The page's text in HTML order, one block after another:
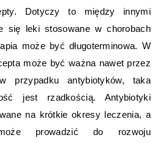
Dotyczy to między innymi
się leki stosowane w chorobach
może być długoterminowa. W
może być ważna nawet przez
przypadku antybiotyków, taka
jest rzadkością. Antybiotyki
na krótkie okresy leczenia, a
prowadzić do rozwoju